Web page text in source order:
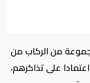
من الركاب من
على تذاكرهم،